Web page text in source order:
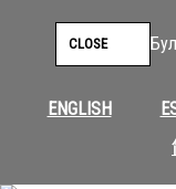
ENGLISH
CLOSE